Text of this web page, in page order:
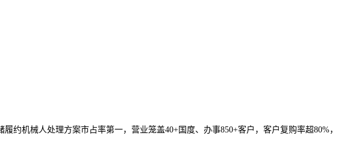
机械人处理方案市占率第一，营业笼盖40+国度、办事850+客户，客户复购率超80%，